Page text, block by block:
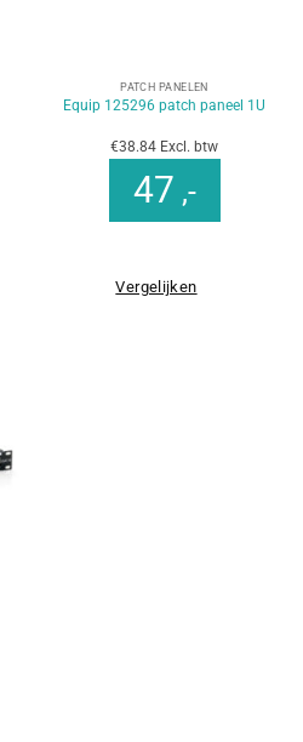
PATCH PANELEN
Equip 125296 patch paneel 1U
€38.84 Excl. btw
47 ,-
Vergelijken